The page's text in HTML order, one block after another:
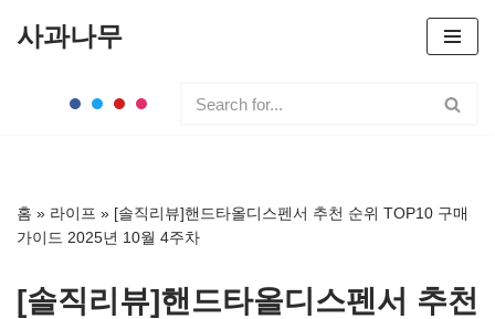
뛰
기
사과나무
홈 » 라이프 » [솔직리뷰]핸드타올디스펜서 추천 순위 TOP10 구매
가이드 2025년 10월 4주차
[솔직리뷰]핸드타올디스펜서 추천